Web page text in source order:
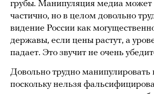
грубы. Манипуляция медиа может
частично, но в целом довольно
видение России как
державы, если цены растут, а
падает. Это звучит не очень
Довольно трудно
поскольку нельзя